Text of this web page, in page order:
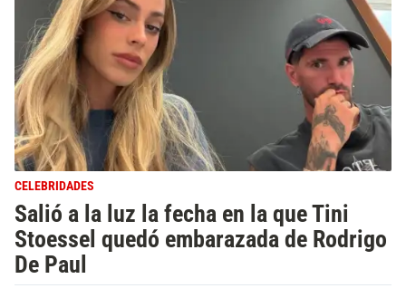
CELEBRIDADES
Salió a la luz la fecha en la que Tini
Stoessel quedó embarazada de Rodrigo
De Paul